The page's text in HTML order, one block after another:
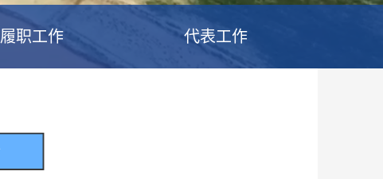
履职工作 代表工作